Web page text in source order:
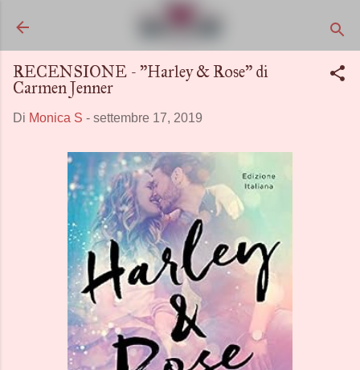
RECENSIONE - "Harley & Rose" di
Carmen Jenner
Di Monica S - settembre 17, 2019